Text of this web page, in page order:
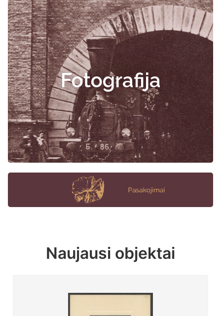
Fotografija
Naujausi objektai